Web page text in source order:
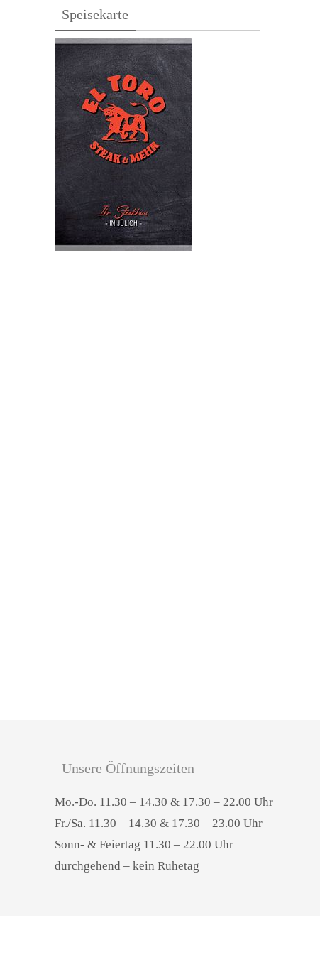
Speisekarte
Unsere Öffnungszeiten
Mo.-Do. 11.30 – 14.30 & 17.30 – 22.00 Uhr
Fr./Sa. 11.30 – 14.30 & 17.30 – 23.00 Uhr
Sonn- & Feiertag 11.30 – 22.00 Uhr
durchgehend – kein Ruhetag